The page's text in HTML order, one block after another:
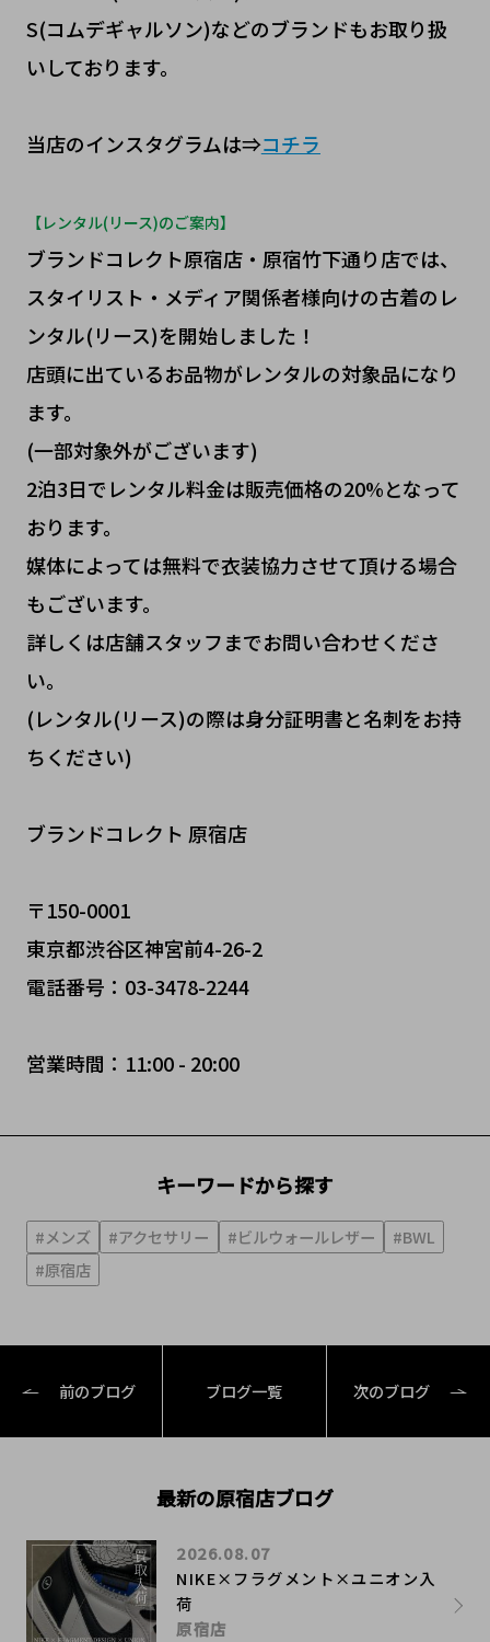
S(コムデギャルソン)などのブランドもお取り扱
いしております。
当店のインスタグラムは⇒コチラ
【レンタル(リース)のご案内】
ブランドコレクト原宿店・原宿竹下通り店では、
スタイリスト・メディア関係者様向けの古着のレ
ンタル(リース)を開始しました！
店頭に出ているお品物がレンタルの対象品になり
ます。
(一部対象外がございます)
2泊3日でレンタル料金は販売価格の20%となって
おります。
媒体によっては無料で衣装協力させて頂ける場合
もございます。
詳しくは店舗スタッフまでお問い合わせくださ
い。
(レンタル(リース)の際は身分証明書と名刺をお持
ちください)
ブランドコレクト 原宿店
〒150-0001
東京都渋谷区神宮前4-26-2
電話番号：03-3478-2244
営業時間：11:00 - 20:00
キーワードから探す
#メンズ #アクセサリー #ビルウォールレザー
#BWL
#原宿店
前のブログ ブログ一覧 次のブログ
最新の原宿店ブログ
NIKE×フラグメント×ユニオン入
荷
2026.08.07
原宿店